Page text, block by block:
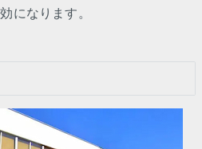
になります。